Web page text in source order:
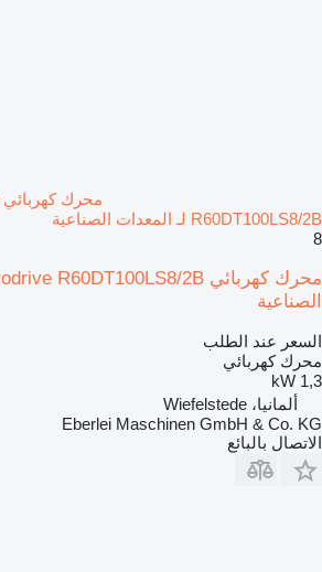
R60DT100LS8/2B لـ المعدات الصناعية
8
الصناعية
السعر عند الطلب
محرك كهربائي
1,3 kW
ألمانيا، Wiefelstede
Eberlei Maschinen GmbH & Co. KG
الاتصال بالبائع